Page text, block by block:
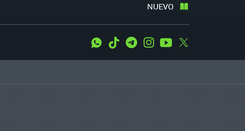
NUEVO
WhatsApp
Tiktok TelegramInstagramYoutube